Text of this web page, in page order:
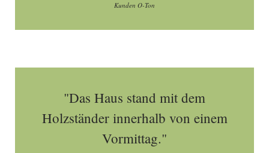
Kunden O-Ton
"Das Haus stand mit dem
Holzständer innerhalb von einem
Vormittag."